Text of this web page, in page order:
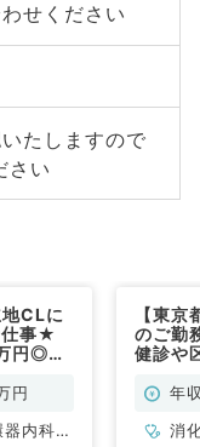
せください
たしますので
さい
CLに
仕事★
円◎週
円
内科、
【東
のご勤
健診や
年
消